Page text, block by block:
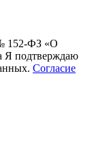
152-ФЗ «О
Я подтверждаю
Согласие